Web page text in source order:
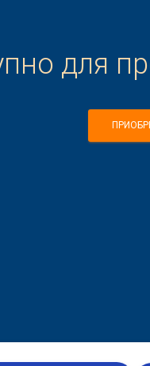
для